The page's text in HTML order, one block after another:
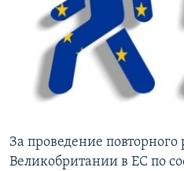
ПОБЕДИТЕЛЕЙ НЕ СУДЯТ?
КРЫМ.НЕПОКОРЕННЫЙ
ELIFBE
УКРАИНСКАЯ ПРОБЛЕМА КРЫМА
ПРИСОЕДИНЯЙТЕСЬ!
За проведение
Великобритании в ЕС по